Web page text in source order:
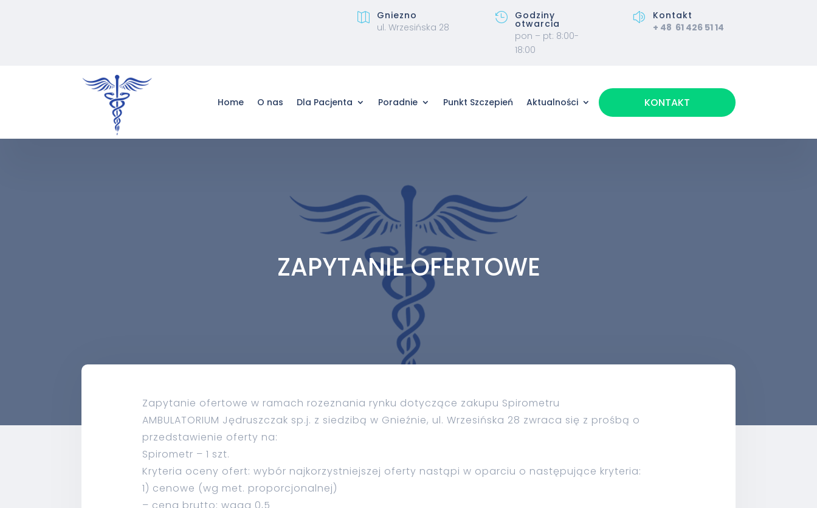

Gniezno
ul. Wrzesińska 28
 Godziny
otwarcia
pon – pt: 8:00-
18:00
z
Kontakt
+ 48 61 426 51 14
Home O nas Dla Pacjenta Poradnie Punkt Szczepień Aktualności KONTAKT
ZAPYTANIE OFERTOWE
Zapytanie ofertowe w ramach rozeznania rynku dotyczące zakupu Spirometru
AMBULATORIUM Jędruszczak sp.j. z siedzibą w Gnieźnie, ul. Wrzesińska 28 zwraca się z prośbą o
przedstawienie oferty na:
Spirometr – 1 szt.
Kryteria oceny ofert: wybór najkorzystniejszej oferty nastąpi w oparciu o następujące kryteria:
1) cenowe (wg met. proporcjonalnej)
– cena brutto: waga 0,5